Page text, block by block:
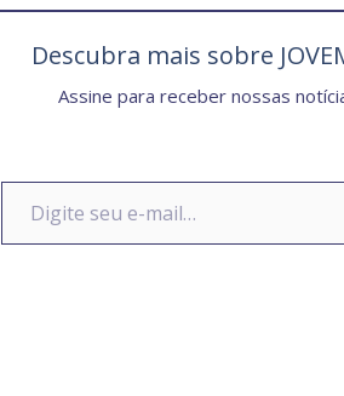
Descubra mais sobre
Assine para receber nossas
Digite seu e-mail…